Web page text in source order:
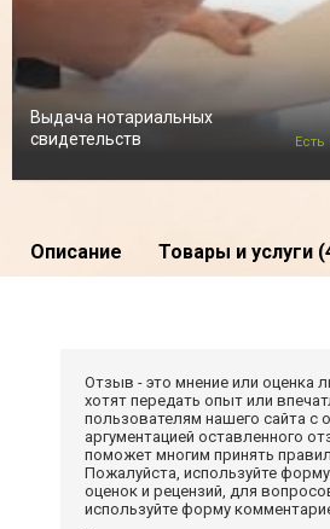
Выдача нотариальных
свидетельств
Описание Товары и услуги
Отзыв - это мнение или оценка
хотят передать опыт или
пользователям нашего сайта с
аргументацией оставленного
поможет многим принять
Пожалуйста, используйте
оценок и рецензий, для
используйте форму